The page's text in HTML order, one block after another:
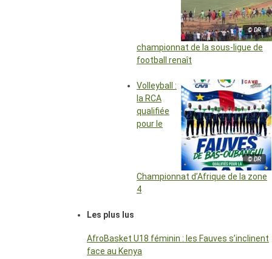
© DR
championnat de la sous-ligue de
football renaît
© DR
Volleyball :
la RCA
qualifiée
pour le
Championnat d’Afrique de la zone
4
Les plus lus
AfroBasket U18 féminin : les Fauves s’inclinent
face au Kenya